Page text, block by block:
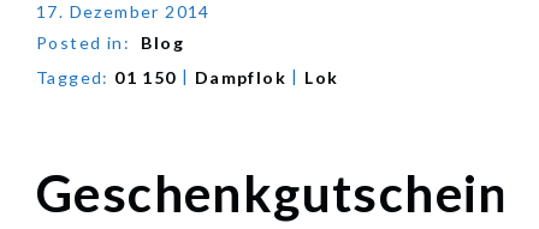
17. Dezember 2014
Posted in:
Blog
Tagged: 01 150 | Dampflok | Lok
Geschenkgutschein
Geschenkgutschein